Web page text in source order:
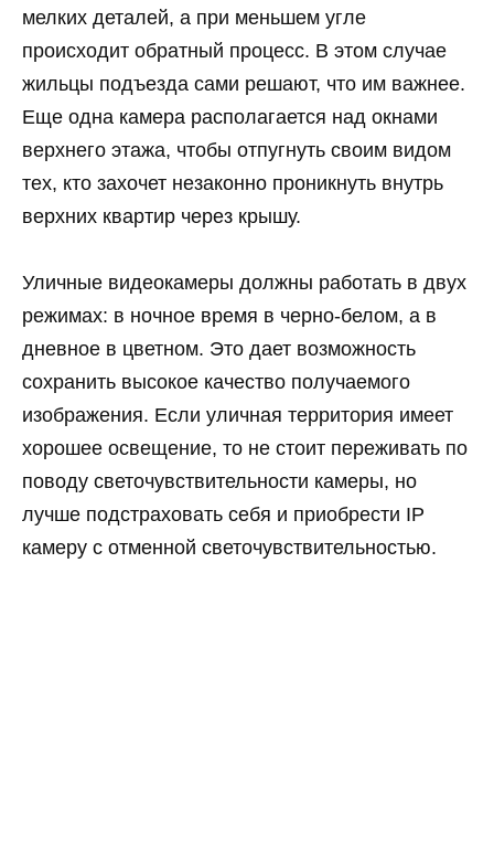
мелких деталей, а при меньшем угле
происходит обратный процесс. В этом случае
жильцы подъезда сами решают, что им важнее.
Еще одна камера располагается над окнами
верхнего этажа, чтобы отпугнуть своим видом
тех, кто захочет незаконно проникнуть внутрь
верхних квартир через крышу.
Уличные видеокамеры должны работать в двух
режимах: в ночное время в черно-белом, а в
дневное в цветном. Это дает возможность
сохранить высокое качество получаемого
изображения. Если уличная территория имеет
хорошее освещение, то не стоит переживать по
поводу светочувствительности камеры, но
лучше подстраховать себя и приобрести IP
камеру с отменной светочувствительностью.